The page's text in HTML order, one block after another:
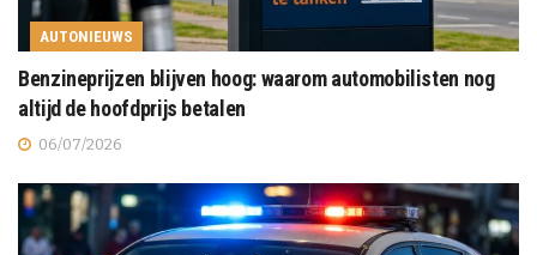
AUTONIEUWS
Benzineprijzen blijven hoog: waarom automobilisten nog
altijd de hoofdprijs betalen
06/07/2026